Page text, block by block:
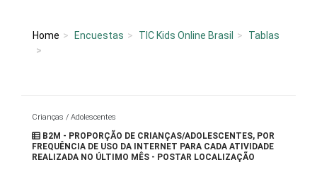
Home Encuestas TIC Kids Online Brasil Tablas
Crianças / Adolescentes
B2M - PROPORÇÃO DE CRIANÇAS/ADOLESCENTES, POR
FREQUÊNCIA DE USO DA INTERNET PARA CADA ATIVIDADE
REALIZADA NO ÚLTIMO MÊS - POSTAR LOCALIZAÇÃO